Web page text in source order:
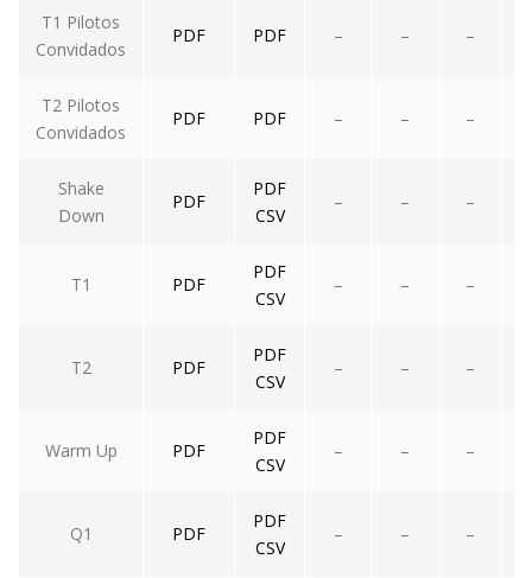
T1 Pilotos
Convidados
PDF PDF – – –
T2 Pilotos
Convidados
PDF PDF – – –
Shake
Down
PDF
PDF
CSV
– – –
T1 PDF
PDF
CSV
– – –
T2 PDF
PDF
CSV
– – –
Warm Up PDF
PDF
CSV
– – –
Q1 PDF
PDF
CSV
– – –